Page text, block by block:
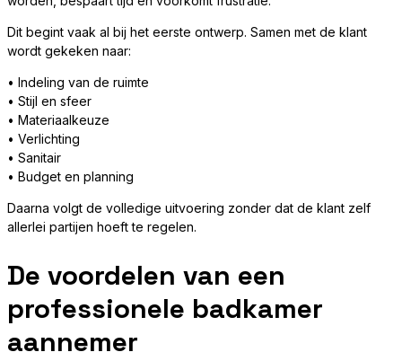
Dit begint vaak al bij het eerste ontwerp. Samen met de klant
wordt gekeken naar:
• Indeling van de ruimte
• Stijl en sfeer
• Materiaalkeuze
• Verlichting
• Sanitair
• Budget en planning
Daarna volgt de volledige uitvoering zonder dat de klant zelf
allerlei partijen hoeft te regelen.
De voordelen van een
professionele badkamer
aannemer